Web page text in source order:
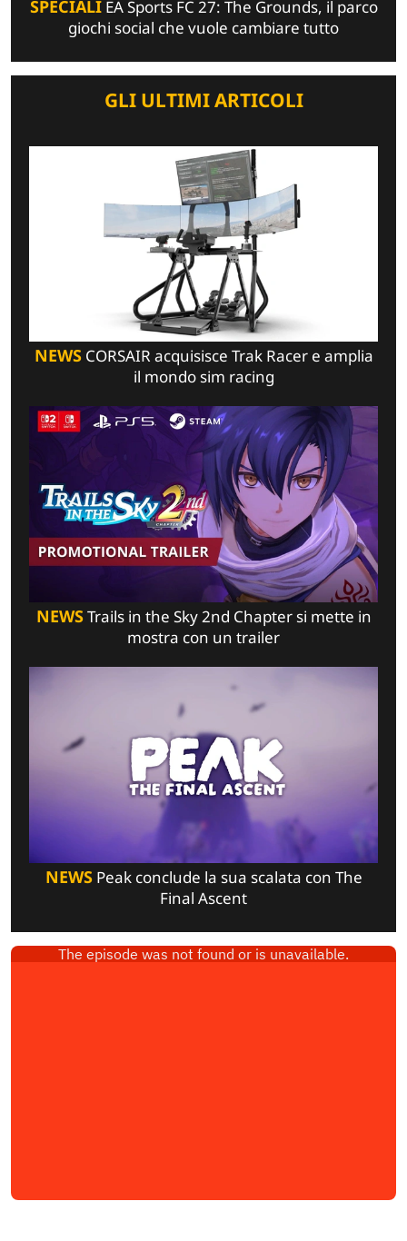
SPECIALIEA Sports FC 27: The Grounds, il parco
giochi social che vuole cambiare tutto
GLI ULTIMI ARTICOLI
NEWSCORSAIR acquisisce Trak Racer e amplia
il mondo sim racing
NEWSTrails in the Sky 2nd Chapter si mette in
mostra con un trailer
NEWSPeak conclude la sua scalata con The
Final Ascent